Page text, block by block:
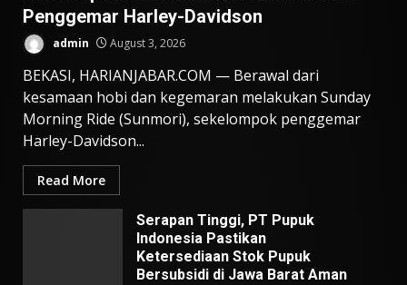
Penggemar Harley-Davidson
admin August 3, 2026
BEKASI, HARIANJABAR.COM — Berawal dari
kesamaan hobi dan kegemaran melakukan Sunday
Morning Ride (Sunmori), sekelompok penggemar
Harley-Davidson...
Read More
Serapan Tinggi, PT Pupuk
Indonesia Pastikan
Ketersediaan Stok Pupuk
Bersubsidi di Jawa Barat Aman